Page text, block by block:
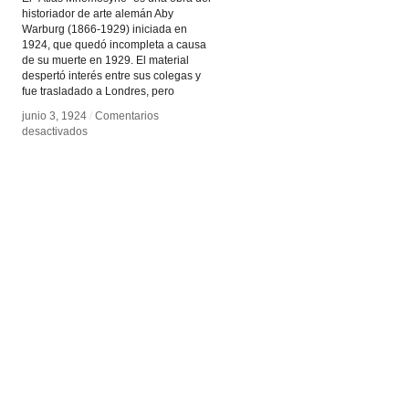
historiador de arte alemán Aby
Warburg (1866-1929) iniciada en
1924, que quedó incompleta a causa
de su muerte en 1929. El material
despertó interés entre sus colegas y
fue trasladado a Londres, pero
junio 3, 1924 / Comentarios
desactivadosen
junio 3, 1924 / Comentarios
desactivadosen